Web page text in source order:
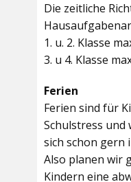
Die zeitliche
1. u. 2. Klasse
3. u 4. Klasse
Ferien
Ferien sind für
Schulstress und
sich schon gern
Also planen wir
Kindern eine